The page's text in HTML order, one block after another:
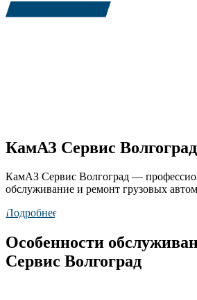
+7 (909) 380-4040
КамАЗ Сервис Волгоград
КамАЗ Сервис Волгоград —
обслуживание и ремонт грузовых
Подробнее
Особенности
Сервис Волгоград